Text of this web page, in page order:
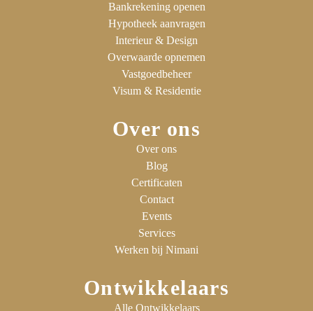
Bankrekening openen
Hypotheek aanvragen
Interieur & Design
Overwaarde opnemen
Vastgoedbeheer
Visum & Residentie
Over ons
Over ons
Blog
Certificaten
Contact
Events
Services
Werken bij Nimani
Ontwikkelaars
Alle Ontwikkelaars